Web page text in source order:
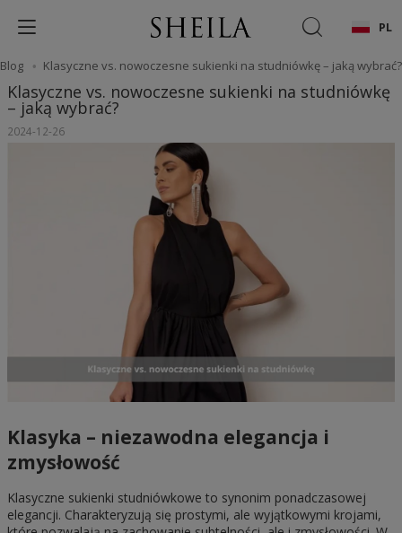
PL
Blog Klasyczne vs. nowoczesne sukienki na studniówkę – jaką wybrać?
Klasyczne vs. nowoczesne sukienki na studniówkę
– jaką wybrać?
2024-12-26
Klasyka – niezawodna elegancja i
zmysłowość
Klasyczne sukienki studniówkowe to synonim ponadczasowej
elegancji. Charakteryzują się prostymi, ale wyjątkowymi krojami,